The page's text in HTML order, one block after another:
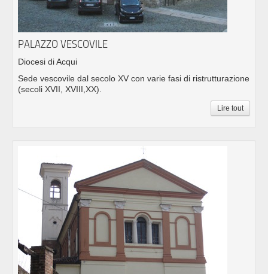
PALAZZO VESCOVILE
Diocesi di Acqui
Sede vescovile dal secolo XV con varie fasi di ristrutturazione
(secoli XVII, XVIII,XX).
Lire tout